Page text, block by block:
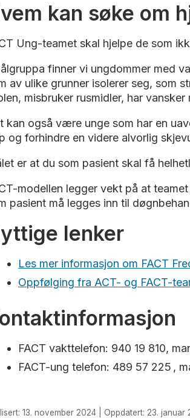
kan søke om
Ung-teamet skal hjelpe de som
finner vi ungdommer med
av ulike grunner isolerer seg, som
misbruker rusmidler, har
kan også være unge som har en
og forhindre en videre alvorlig
er at du som pasient skal få
modellen legger vekt på at
pasient må legges inn til
lenker
Les mer informasjon om FACT
Oppfølging fra ACT- og FACT-
FACT vakttelefon: 940 19 810,
FACT-ung telefon: 489 57 225 ,
13. november 2024 | Oppdatert: 23. januar